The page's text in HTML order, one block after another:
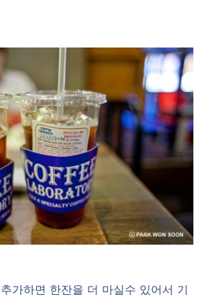
가하면 한잔을 더 마실수 있어서 기